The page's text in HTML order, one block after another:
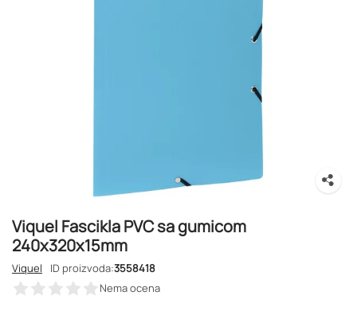
Viquel Fascikla PVC sa gumicom
240x320x15mm
Viquel ID proizvoda:3558418
Nema ocena